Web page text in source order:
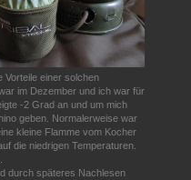
Vorteile einer solchen
im Dezember und ich war für
-2 Grad an und um mich
geben. Normalerweise war
kleine Flamme vom Kocher
die niedrigen Temperaturen.
durch späteres Nachlesen